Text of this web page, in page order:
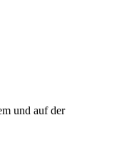
und auf der